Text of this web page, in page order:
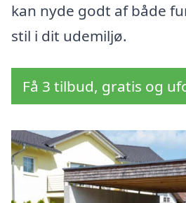
kan nyde godt af både
stil i dit udemiljø.
Få 3 tilbud, gratis og